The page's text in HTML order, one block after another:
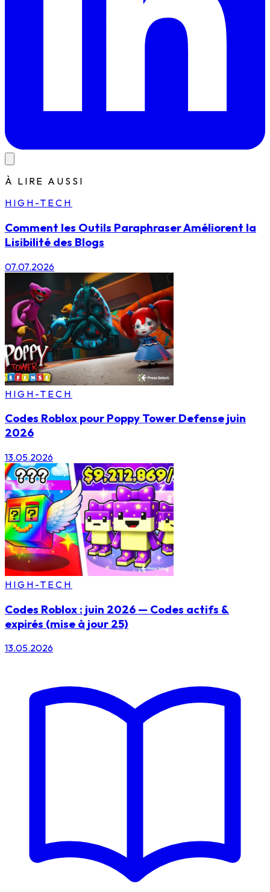
À LIRE AUSSI
HIGH-TECH
Comment les Outils Paraphraser Améliorent la
Lisibilité des Blogs
07.07.2026
HIGH-TECH
Codes Roblox pour Poppy Tower Defense juin
2026
13.05.2026
HIGH-TECH
Codes Roblox : juin 2026 — Codes actifs &
expirés (mise à jour 25)
13.05.2026